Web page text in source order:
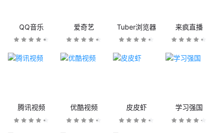
QQ音乐 爱奇艺 Tuber浏览器 来疯直播
腾讯视频 优酷视频 皮皮虾 学习强国